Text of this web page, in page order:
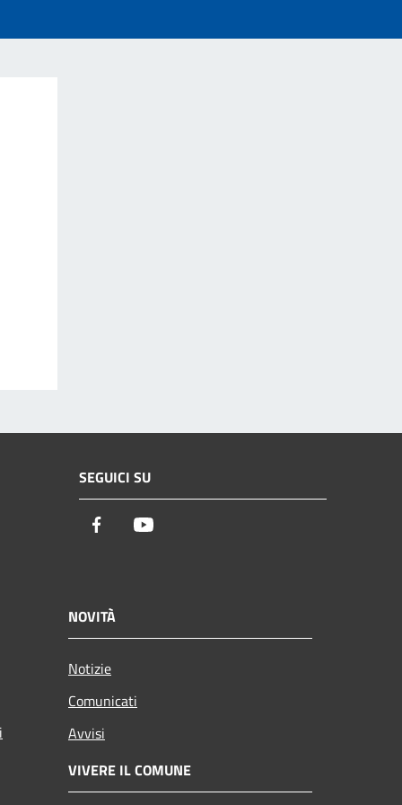
SEGUICI SU
Facebook
NOVITÀ
Notizie
Comunicati
Avvisi
VIVERE IL COMUNE